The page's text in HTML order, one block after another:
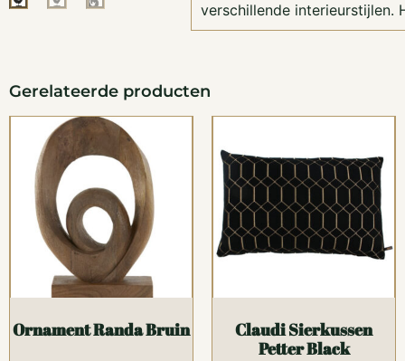
verschillende interieurstijlen.
Gerelateerde producten
Ornament Randa Bruin
Claudi Sierkussen
Petter Black